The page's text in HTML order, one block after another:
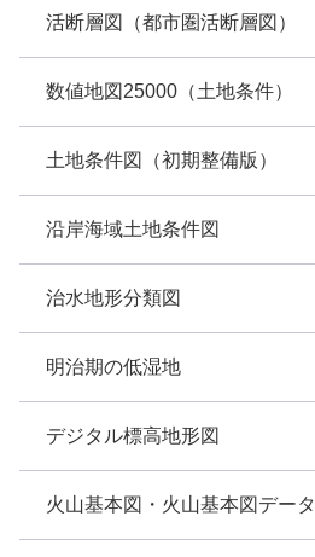
活断層図（都市圏活断層図）
数値地図25000（土地条件）
土地条件図（初期整備版）
沿岸海域土地条件図
治水地形分類図
明治期の低湿地
デジタル標高地形図
火山基本図・火山基本図データ